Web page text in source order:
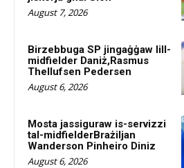
August 7, 2026
Birzebbuga SP jingaġġaw lill-
midfielder Daniż,Rasmus
Thellufsen Pedersen
August 6, 2026
Mosta jassiguraw is-servizzi
tal-midfielderBrażiljan
Wanderson Pinheiro Diniz
August 6, 2026